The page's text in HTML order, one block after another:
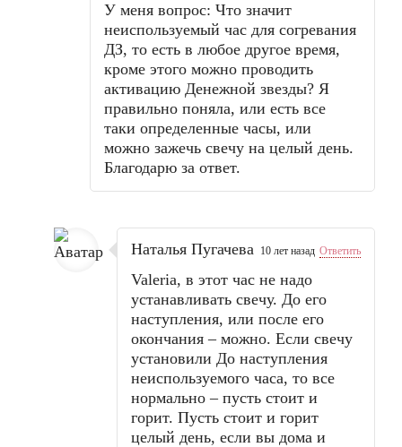
У меня вопрос: Что значит
неиспользуемый час для согревания
ДЗ, то есть в любое другое время,
кроме этого можно проводить
активацию Денежной звезды? Я
правильно поняла, или есть все
таки определенные часы, или
можно зажечь свечу на целый день.
Благодарю за ответ.
Наталья Пугачева 10 лет назад Ответить
Valeria, в этот час не надо
устанавливать свечу. До его
наступления, или после его
окончания – можно. Если свечу
установили До наступления
неиспользуемого часа, то все
нормально – пусть стоит и
горит. Пусть стоит и горит
целый день, если вы дома и